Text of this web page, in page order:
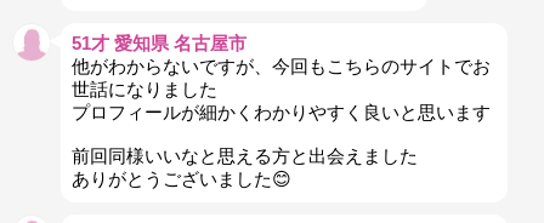
51才 愛知県 名古屋市
他がわからないですが、今回もこちらのサイトでお
世話になりました
プロフィールが細かくわかりやすく良いと思います
前回同様いいなと思える方と出会えました
ありがとうございました😊